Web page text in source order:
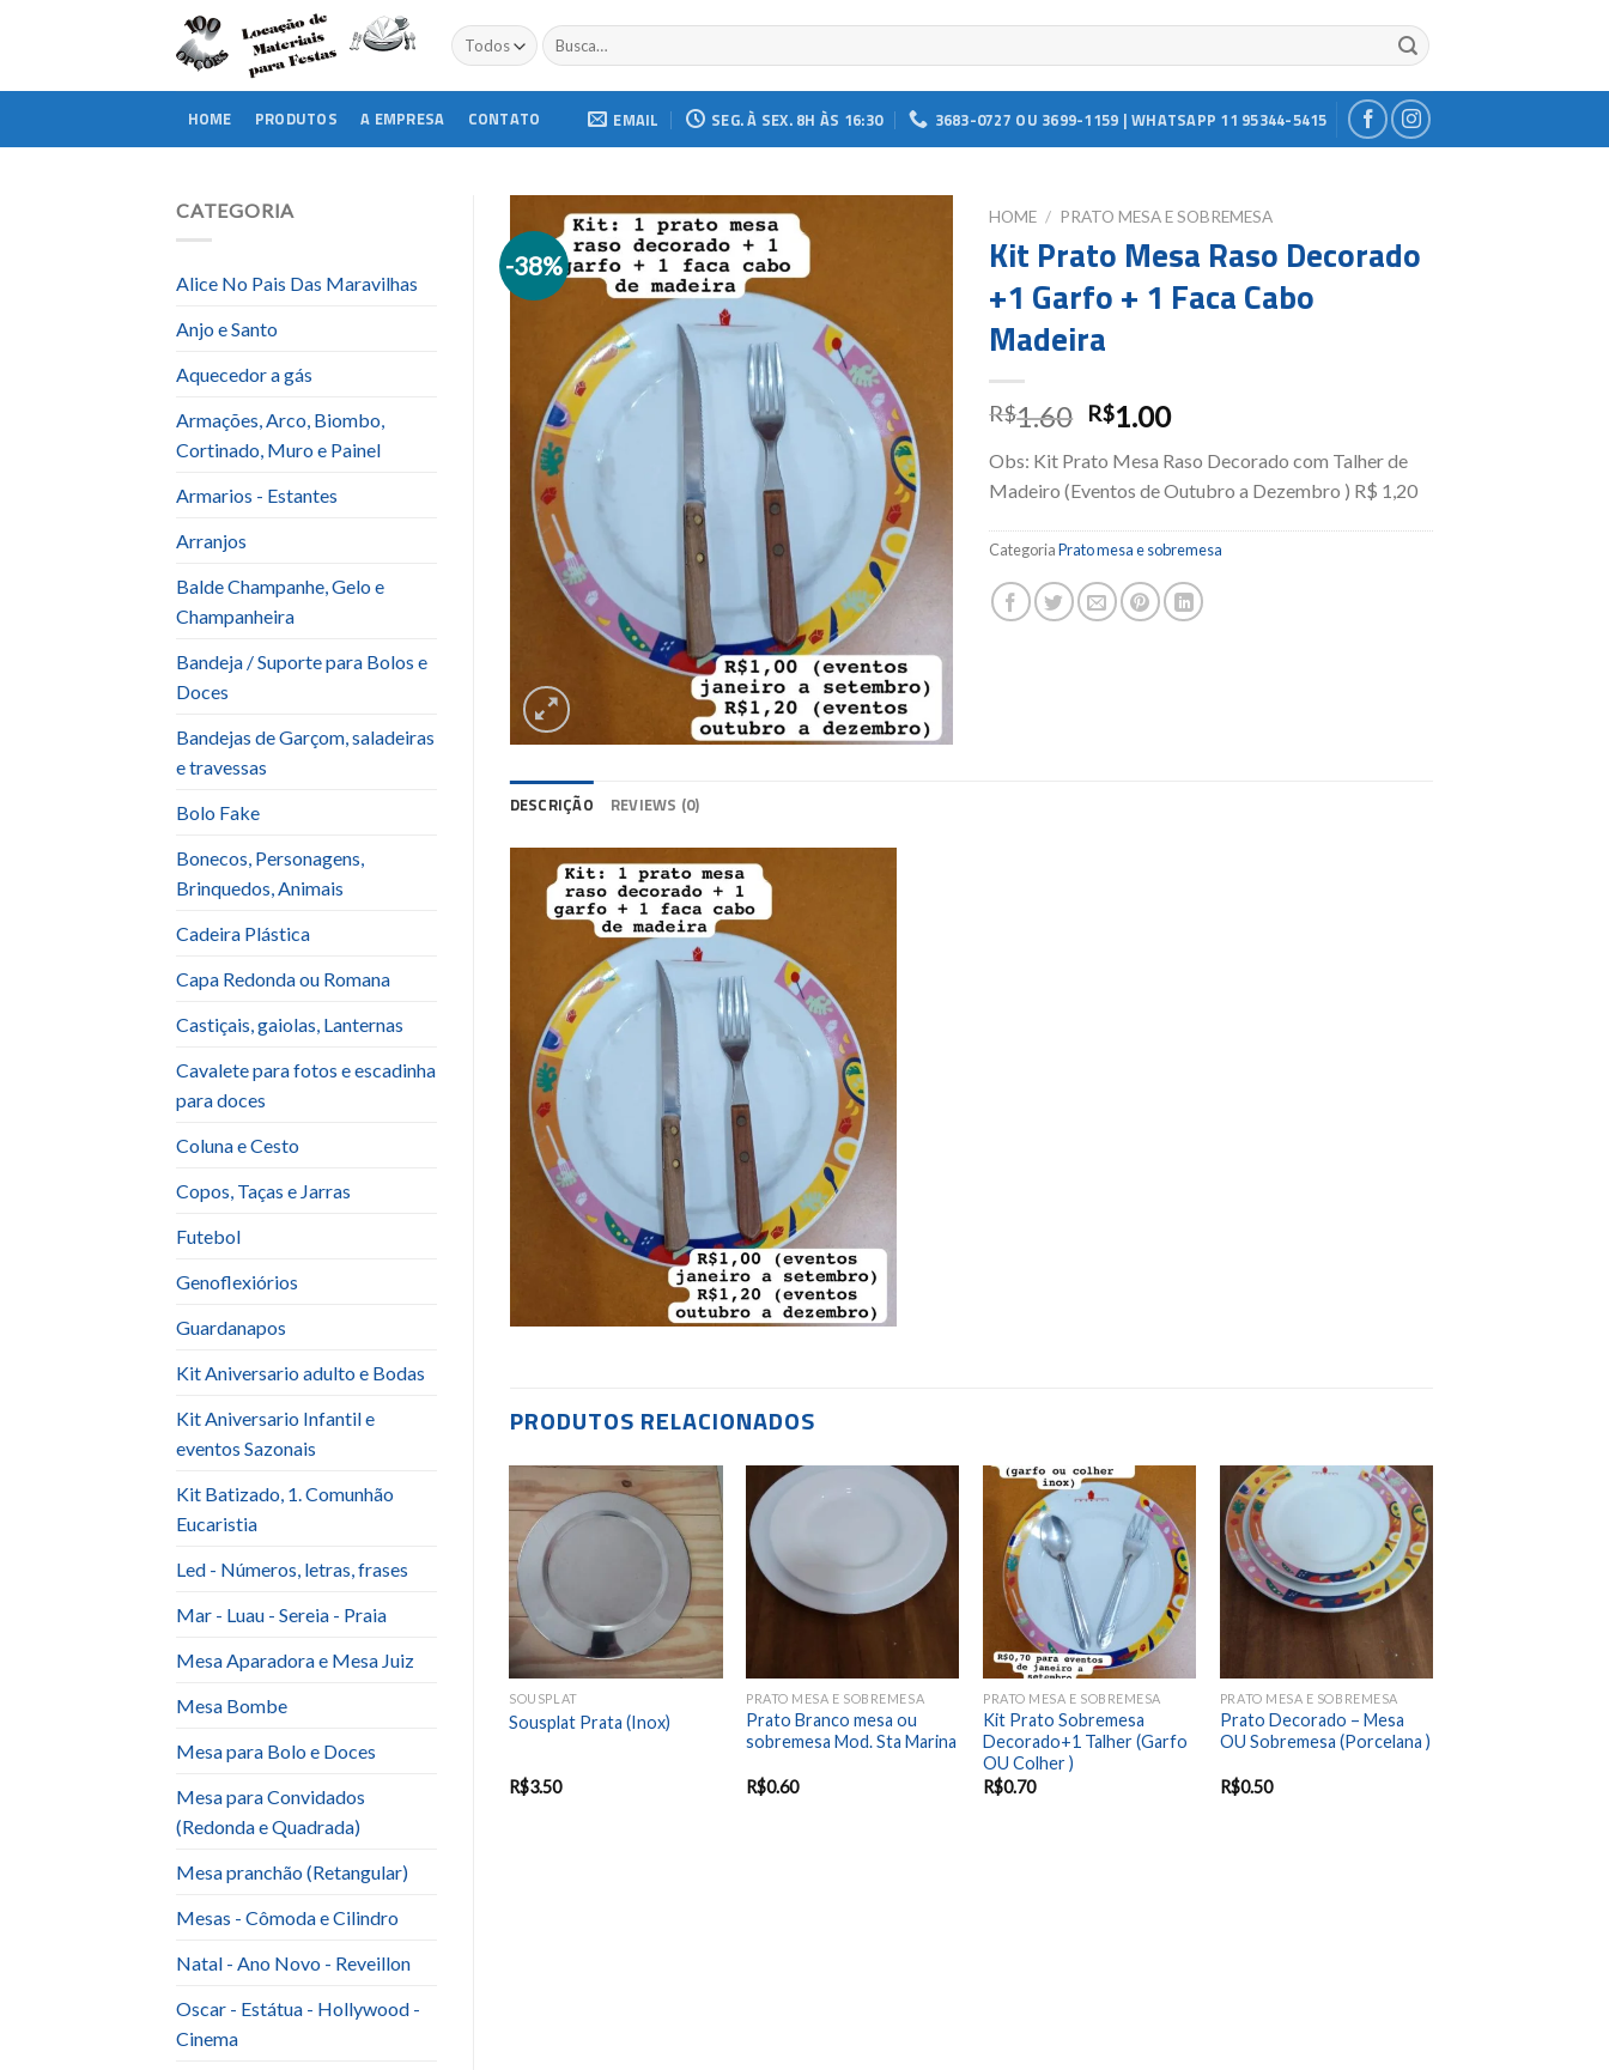
Buscar
por:
HOME PRODUTOS A EMPRESA CONTATO EMAIL SEG. À SEX. 8H ÀS 16:30 3683-0727 OU 3699-1159 | WHATSAPP 11 95344-5415
CATEGORIA
Alice No Pais Das Maravilhas
Anjo e Santo
Aquecedor a gás
Armações, Arco, Biombo,
Cortinado, Muro e Painel
Armarios - Estantes
Arranjos
Balde Champanhe, Gelo e
Champanheira
Bandeja / Suporte para Bolos e
Doces
Bandejas de Garçom, saladeiras
e travessas
Bolo Fake
Bonecos, Personagens,
Brinquedos, Animais
Cadeira Plástica
Capa Redonda ou Romana
Castiçais, gaiolas, Lanternas
Cavalete para fotos e escadinha
para doces
Coluna e Cesto
Copos, Taças e Jarras
Futebol
Genoflexiórios
Guardanapos
Kit Aniversario adulto e Bodas
Kit Aniversario Infantil e
eventos Sazonais
Kit Batizado, 1. Comunhão
Eucaristia
Led - Números, letras, frases
Mar - Luau - Sereia - Praia
Mesa Aparadora e Mesa Juiz
Mesa Bombe
Mesa para Bolo e Doces
Mesa para Convidados
(Redonda e Quadrada)
Mesa pranchão (Retangular)
Mesas - Cômoda e Cilindro
Natal - Ano Novo - Reveillon
Oscar - Estátua - Hollywood -
Cinema
-38%
HOME / PRATO MESA E SOBREMESA
Kit Prato Mesa Raso Decorado
+1 Garfo + 1 Faca Cabo
Madeira
R$1.60 R$1.00
Obs: Kit Prato Mesa Raso Decorado com Talher de
Madeiro (Eventos de Outubro a Dezembro ) R$ 1,20
CategoriaPrato mesa e sobremesa
DESCRIÇÃO REVIEWS (0)
PRODUTOS RELACIONADOS
Add to
wishlist
SOUSPLAT
Sousplat Prata (Inox)
R$3.50
PRATO MESA E SOBREMESA
Prato Branco mesa ou
sobremesa Mod. Sta Marina
R$0.60
Add to
wishlist
PRATO MESA E SOBREMESA
Kit Prato Sobremesa
Decorado+1 Talher (Garfo
OU Colher )
R$0.70
Add to
wishlist
PRATO MESA E SOBREMESA
Prato Decorado – Mesa
OU Sobremesa (Porcelana )
R$0.50
Add to
PRATO MESA E SOBREMESA
Prato Mesa Fundo Branco
Prato Sobremesa Branco
(marcas diversas) + 1 talher
(garfo OU colher)
R$
1.10 R$